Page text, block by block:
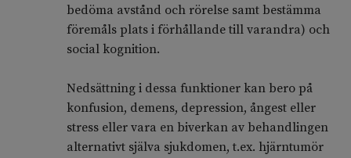
bedöma avstånd och rörelse samt bestämma
föremåls plats i förhållande till varandra) och
social kognition.
Nedsättning i dessa funktioner kan bero på
konfusion, demens, depression, ångest eller
stress eller vara en biverkan av behandlingen
alternativt själva sjukdomen, t.ex. hjärntumör